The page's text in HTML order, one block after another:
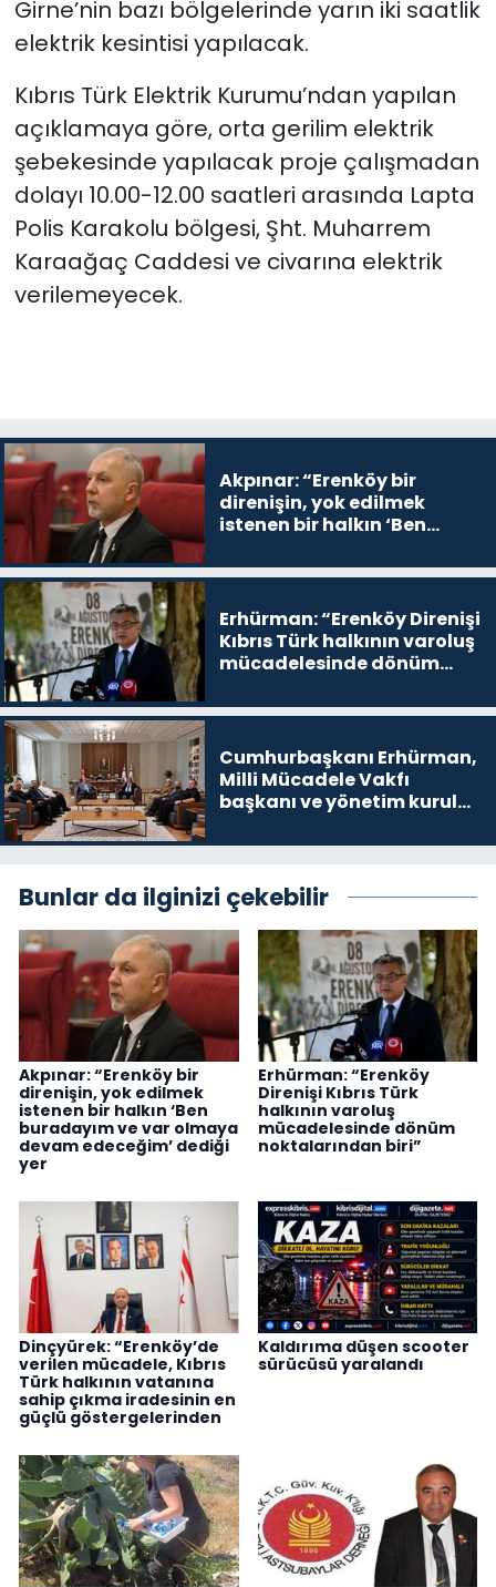
noktalarından biri”
Girne’nin bazı bölgelerinde yarın iki saatlik
elektrik kesintisi yapılacak.
Kıbrıs Türk Elektrik Kurumu’ndan yapılan
açıklamaya göre, orta gerilim elektrik
şebekesinde yapılacak proje çalışmadan
dolayı 10.00-12.00 saatleri arasında Lapta
Polis Karakolu bölgesi, Şht. Muharrem
Karaağaç Caddesi ve civarına elektrik
verilemeyecek.
Akpınar: “Erenköy bir
direnişin, yok edilmek
istenen bir halkın ‘Ben
devam edeceğim’ dediği
Erhürman: “Erenköy Direnişi
Kıbrıs Türk halkının varoluş
mücadelesinde dönüm
Cumhurbaşkanı Erhürman,
Milli Mücadele Vakfı
başkanı ve yönetim kurulu
Bunlar da ilginizi çekebilir
Akpınar: “Erenköy bir
direnişin, yok edilmek
istenen bir halkın ‘Ben
buradayım ve var olmaya
devam edeceğim’ dediği
yer
Erhürman: “Erenköy
Direnişi Kıbrıs Türk
halkının varoluş
mücadelesinde dönüm
noktalarından biri”
Dinçyürek: “Erenköy’de
verilen mücadele, Kıbrıs
Türk halkının vatanına
sahip çıkma iradesinin en
güçlü göstergelerinden
Kaldırıma düşen scooter
sürücüsü yaralandı
SAĞLIK
Spor
Teknoloji
TÜRKiYE
Video Galeri